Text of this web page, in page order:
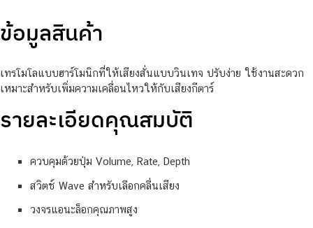
ข้อมูลสินค้า
เทรโมโลแบบฮาร์โมนิกที่ให้เสียงสั่นแบบวินเทจ ปรับง่าย ใช้งานสะดวก
เหมาะสำหรับเพิ่มความเคลื่อนไหวให้กับเสียงกีตาร์
รายละเอียดคุณสมบัติ
ควบคุมด้วยปุ่ม Volume, Rate, Depth
สวิตช์ Wave สำหรับเลือกคลื่นเสียง
วงจรแอนะล็อกคุณภาพสูง